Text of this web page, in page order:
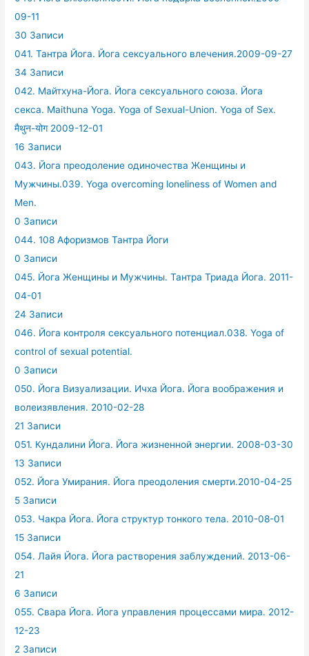
09-11
30 Записи
041. Тантра Йога. Йога сексуального влечения.2009-09-27
34 Записи
042. Майтхуна-Йога. Йога сексуального союза. Йога
секса. Maithuna Yoga. Yoga of Sexual-Union. Yoga of Sex.
मैथुन-योग 2009-12-01
16 Записи
043. Йога преодоление одиночества Женщины и
Мужчины.039. Yoga overcoming loneliness of Women and
Men.
0 Записи
044. 108 Афоризмов Тантра Йоги
0 Записи
045. Йога Женщины и Мужчины. Тантра Триада Йога. 2011-
04-01
24 Записи
046. Йога контроля сексуального потенциал.038. Yoga of
control of sexual potential.
0 Записи
050. Йога Визуализации. Ичха Йога. Йога воображения и
волеизявления. 2010-02-28
21 Записи
051. Кундалини Йога. Йога жизненной энергии. 2008-03-30
13 Записи
052. Йога Умирания. Йога преодоления смерти.2010-04-25
5 Записи
053. Чакра Йога. Йога структур тонкого тела. 2010-08-01
15 Записи
054. Лайя Йога. Йога растворения заблуждений. 2013-06-
21
6 Записи
055. Свара Йога. Йога управления процессами мира. 2012-
12-23
2 Записи